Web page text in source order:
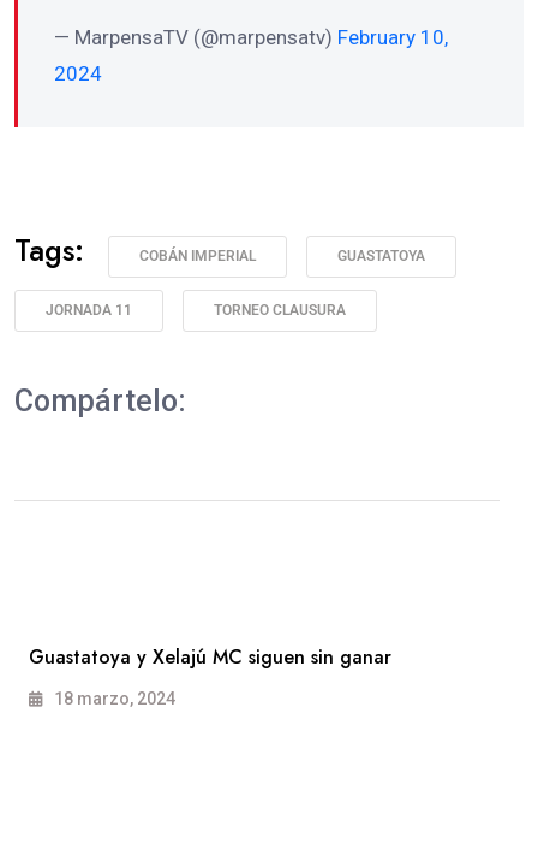
— MarpensaTV (@marpensatv) February 10,
2024
Tags: COBÁN IMPERIAL GUASTATOYA
JORNADA 11 TORNEO CLAUSURA
Compártelo:
Guastatoya y Xelajú MC siguen sin ganar
18 marzo, 2024